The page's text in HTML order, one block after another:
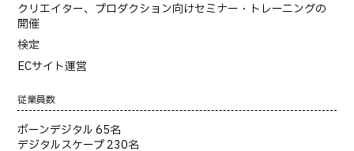
クリエイター、プロダクション向けセミナー・トレーニングの
開催
検定
ECサイト運営
従業員数
ボーンデジタル 65名
デジタルスケープ 230名